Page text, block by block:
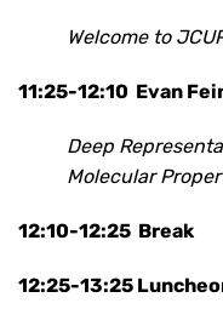
Welcome to
11:25-12:10 Evan
Deep
Molecular
12:10-12:25 Break
12:25-13:25